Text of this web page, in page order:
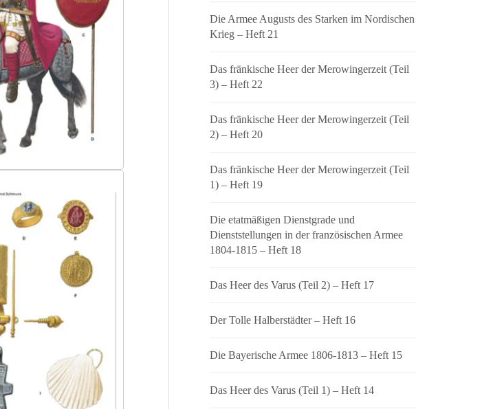
Die Armee Augusts des Starken im Nordischen
Krieg – Heft 21
Das fränkische Heer der Merowingerzeit (Teil
3) – Heft 22
Das fränkische Heer der Merowingerzeit (Teil
2) – Heft 20
Das fränkische Heer der Merowingerzeit (Teil
1) – Heft 19
Die etatmäßigen Dienstgrade und
Dienststellungen in der französischen Armee
1804-1815 – Heft 18
Das Heer des Varus (Teil 2) – Heft 17
Der Tolle Halberstädter – Heft 16
Die Bayerische Armee 1806-1813 – Heft 15
Das Heer des Varus (Teil 1) – Heft 14